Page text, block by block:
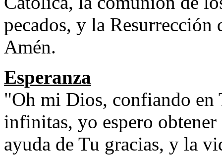
pecados, y la
Amén.
Esperanza
"Oh mi Dios, confiando en
infinitas, yo espero
ayuda de Tu gracias, y la